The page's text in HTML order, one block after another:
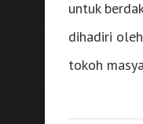
untuk
dihadiri
tokoh